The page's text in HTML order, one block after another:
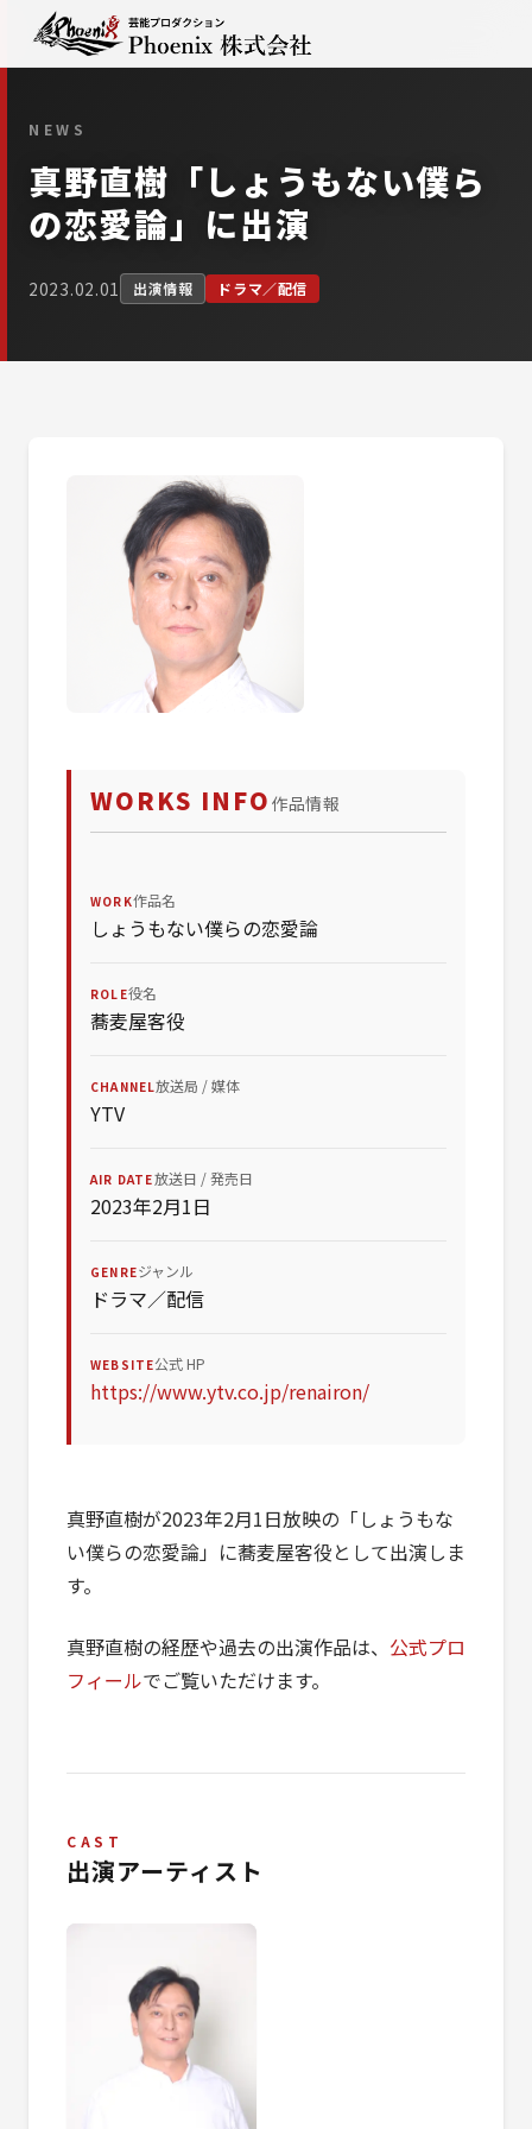
NEWS
真野直樹「しょうもない僕ら
の恋愛論」に出演
2023.02.01 出演情報 ドラマ／配信
WORKS INFO 作品情報
WORK作品名
しょうもない僕らの恋愛論
ROLE役名
蕎麦屋客役
CHANNEL放送局 / 媒体
YTV
AIR DATE放送日 / 発売日
2023年2月1日
GENREジャンル
ドラマ／配信
WEBSITE公式 HP
https://www.ytv.co.jp/renairon/
真野直樹が2023年2月1日放映の「しょうもな
い僕らの恋愛論」に蕎麦屋客役として出演しま
す。
真野直樹の経歴や過去の出演作品は、 公式プロ
フィールでご覧いただけます。
CAST
出演アーティスト